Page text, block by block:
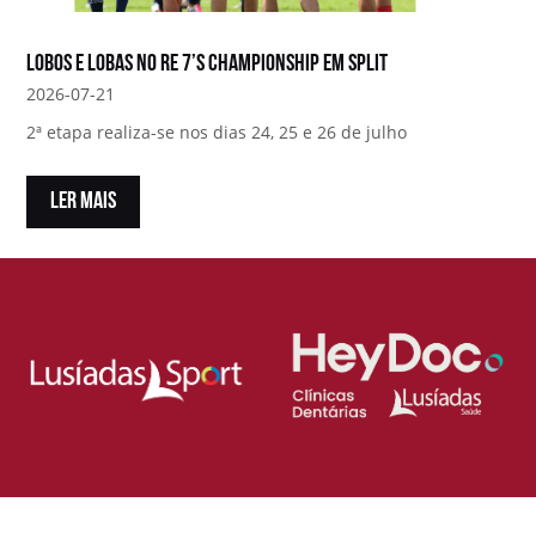
Lobos e Lobas no RE 7’s Championship em Split
2026-07-21
2ª etapa realiza-se nos dias 24, 25 e 26 de julho
LER MAIS